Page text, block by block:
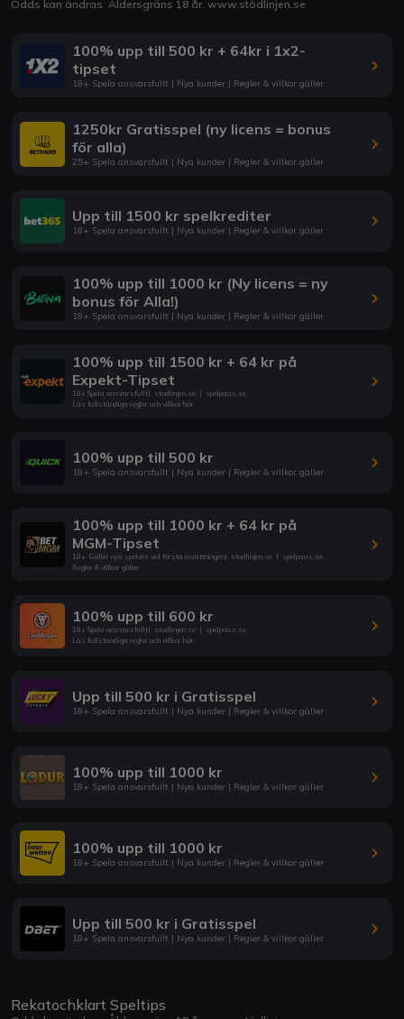
Odds kan ändras. Åldersgräns 18 år. www.stödlinjen.se
100% upp till 500 kr + 64kr i 1x2-
tipset
18+ Spela ansvarsfullt | Nya kunder | Regler & villkor gäller
1250kr Gratisspel (ny licens = bonus
för alla)
25+ Spela ansvarsfullt | Nya kunder | Regler & villkor gäller
Upp till 1500 kr spelkrediter
18+ Spela ansvarsfullt | Nya kunder | Regler & villkor gäller
100% upp till 1000 kr (Ny licens = ny
bonus för Alla!)
18+ Spela ansvarsfullt | Nya kunder | Regler & villkor gäller
100% upp till 1500 kr + 64 kr på
Expekt-Tipset
18+ Spela ansvarsfullt| stodlinjen.se | spelpaus.se
Läs fullständiga regler och villkor här
100% upp till 500 kr
18+ Spela ansvarsfullt | Nya kunder | Regler & villkor gäller
100% upp till 1000 kr + 64 kr på
MGM-Tipset
18+. Gäller nya spelare vid första insättningen| stodlinjen.se | spelpaus.se
Regler & villkor gäller
100% upp till 600 kr
18+ Spela ansvarsfullt| stodlinjen.se | spelpaus.se
Läs fullständiga regler och villkor här
Upp till 500 kr i Gratisspel
18+ Spela ansvarsfullt | Nya kunder | Regler & villkor gäller
100% upp till 1000 kr
18+ Spela ansvarsfullt | Nya kunder | Regler & villkor gäller
100% upp till 1000 kr
18+ Spela ansvarsfullt | Nya kunder | Regler & villkor gäller
Upp till 500 kr i Gratisspel
18+ Spela ansvarsfullt | Nya kunder | Regler & villkor gäller
Rekatochklart Speltips